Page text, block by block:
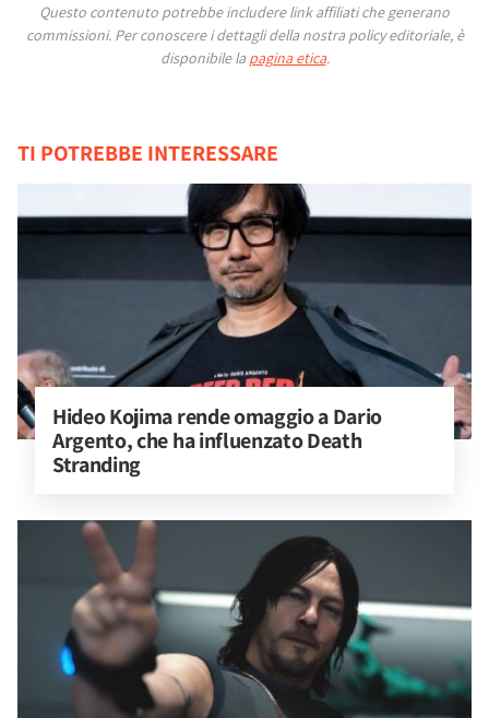
Questo contenuto potrebbe includere link affiliati che generano
commissioni. Per conoscere i dettagli della nostra policy editoriale, è
disponibile la pagina etica.
TI POTREBBE INTERESSARE
Hideo Kojima rende omaggio a Dario
Argento, che ha influenzato Death
Stranding